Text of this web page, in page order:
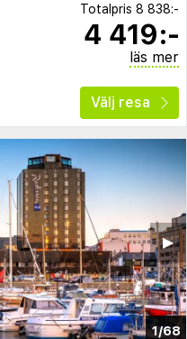
Totalpris 8 838:-
4 419:-
läs mer
Välj resa
1/68
▶︎